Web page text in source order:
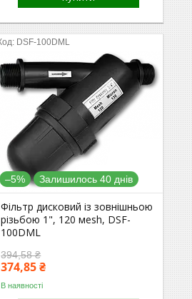
DSF-100DML
–5% Залишилось 40 днів
Фільтр дисковий із зовнішньою
різьбою 1", 120 мesh, DSF-
100DML
394,58 ₴
374,85 ₴
В наявності